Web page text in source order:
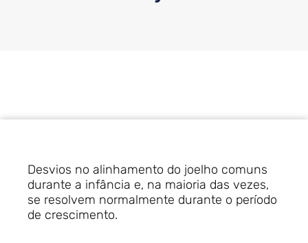
Desvios no alinhamento do joelho comuns
durante a infância e, na maioria das vezes,
se resolvem normalmente durante o período
de crescimento.